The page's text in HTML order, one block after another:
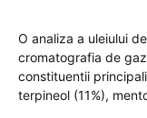
O analiza a uleiului
cromatografia de
constituentii
terpineol (11%),